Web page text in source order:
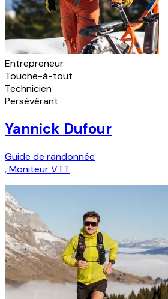
Entrepreneur
Touche-à-tout
Technicien
Persévérant
Yannick Dufour
Guide de randonnée
,Moniteur VTT